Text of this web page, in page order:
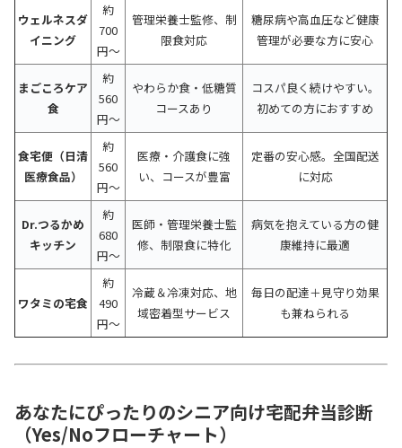
ウェルネスダ
イニング
約
700
円〜
管理栄養士監修、制
限食対応
糖尿病や高血圧など健康
管理が必要な方に安心
まごころケア
食
約
560
円〜
やわらか食・低糖質
コースあり
コスパ良く続けやすい。
初めての方におすすめ
食宅便（日清
医療食品）
約
560
円〜
医療・介護食に強
い、コースが豊富
定番の安心感。全国配送
に対応
Dr.つるかめ
キッチン
約
680
円〜
医師・管理栄養士監
修、制限食に特化
病気を抱えている方の健
康維持に最適
ワタミの宅食
約
490
円〜
冷蔵＆冷凍対応、地
域密着型サービス
毎日の配達＋見守り効果
も兼ねられる
あなたにぴったりのシニア向け宅配弁当診断
（Yes/Noフローチャート）